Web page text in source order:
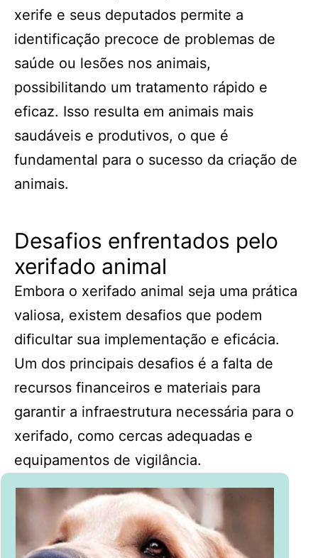
xerife e seus deputados permite a
identificação precoce de problemas de
saúde ou lesões nos animais,
possibilitando um tratamento rápido e
eficaz. Isso resulta em animais mais
saudáveis e produtivos, o que é
fundamental para o sucesso da criação de
animais.
Desafios enfrentados pelo
xerifado animal
Embora o xerifado animal seja uma prática
valiosa, existem desafios que podem
dificultar sua implementação e eficácia.
Um dos principais desafios é a falta de
recursos financeiros e materiais para
garantir a infraestrutura necessária para o
xerifado, como cercas adequadas e
equipamentos de vigilância.